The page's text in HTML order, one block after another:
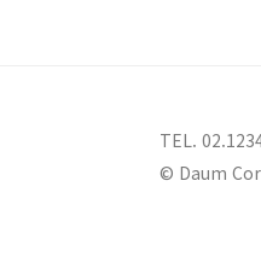
TEL.
© Daum